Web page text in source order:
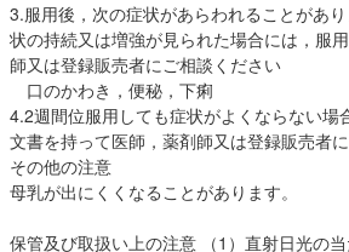
3.服用後，次の症状があらわれることがあ
状の持続又は増強が見られた場合には，服
師又は登録販売者にご相談ください
口のかわき，便秘，下痢
4.2週間位服用しても症状がよくならない場
文書を持って医師，薬剤師又は登録販売者
その他の注意
母乳が出にくくなることがあります。
保管及び取扱い上の注意 （1）直射日光の